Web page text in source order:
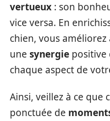
vertueux : son
vice versa. En
chien, vous
une synergie positive
chaque aspect de
Ainsi, veillez à ce que
ponctuée de